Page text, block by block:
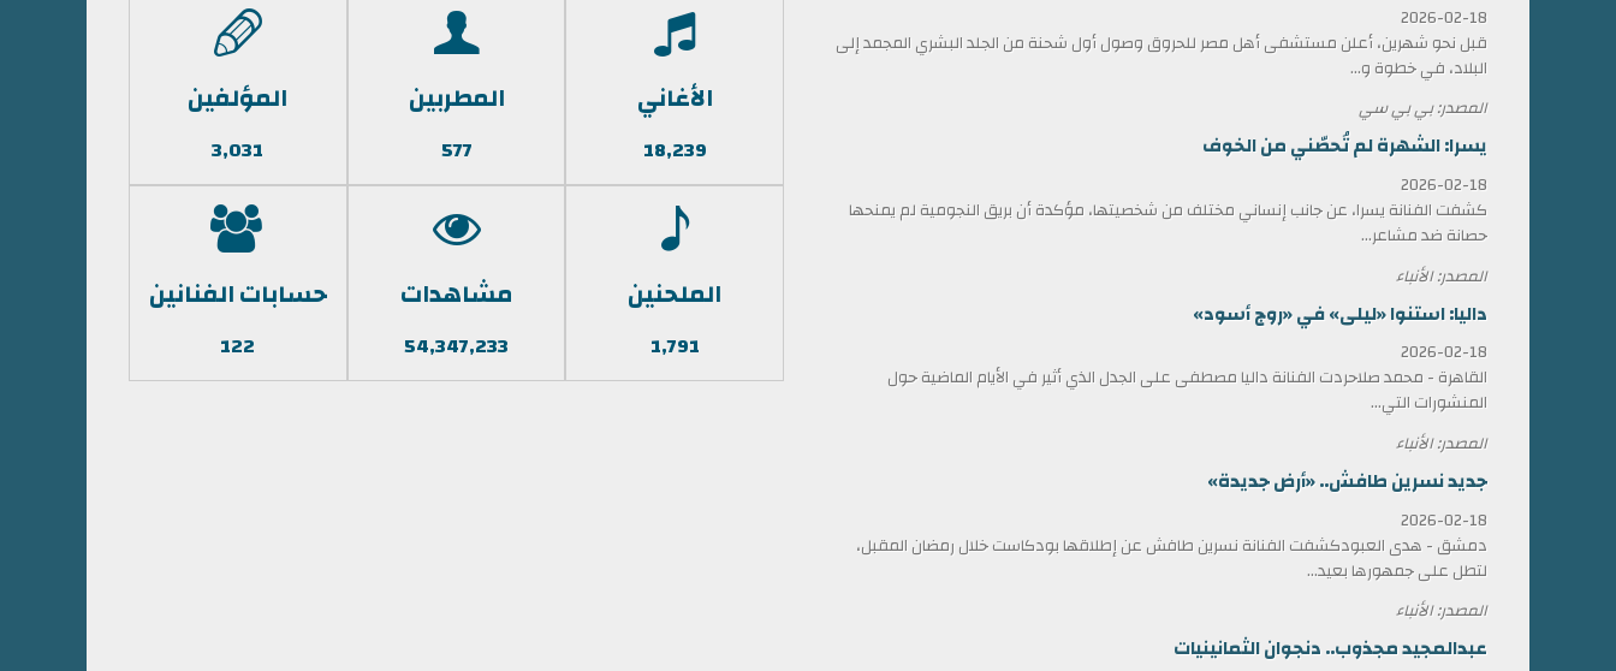
2026-02-18
قبل نحو شهرين، أعلن مستشفى أهل مصر للحروق وصول أول شحنة من الجلد البشري المجمد إلى
البلاد، في خطوة و...
المصدر: بي بي سي
يسرا: الشهرة لم تُحصّني من الخوف
2026-02-18
كشفت الفنانة يسرا، عن جانب إنساني مختلف من شخصيتها، مؤكدة أن بريق النجومية لم يمنحها
حصانة ضد مشاعر...
المصدر: الأنباء
داليا: استنوا «ليلى» في «روج أسود»
2026-02-18
القاهرة - محمد صلاحردت الفنانة داليا مصطفى على الجدل الذي أثير في الأيام الماضية حول
المنشورات التي...
المصدر: الأنباء
جديد نسرين طافش.. «أرض جديدة»
2026-02-18
دمشق - هدى العبودكشفت الفنانة نسرين طافش عن إطلاقها بودكاست خلال رمضان المقبل،
لتطل على جمهورها بعيد...
المصدر: الأنباء
عبدالمجيد مجذوب.. دنجوان الثمانينيات
الأغاني
18,239
المطربين
577
المؤلفين
3,031
الملحنين
1,791
مشاهدات
54,347,233
حسابات الفنانين
122